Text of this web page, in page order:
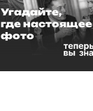
Угадайте,
где настоящее
фото